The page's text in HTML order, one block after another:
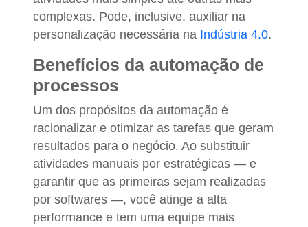
complexas. Pode, inclusive, auxiliar na
personalização necessária na Indústria 4.0.
Benefícios da automação de
processos
Um dos propósitos da automação é
racionalizar e otimizar as tarefas que geram
resultados para o negócio. Ao substituir
atividades manuais por estratégicas — e
garantir que as primeiras sejam realizadas
por softwares —, você atinge a alta
performance e tem uma equipe mais